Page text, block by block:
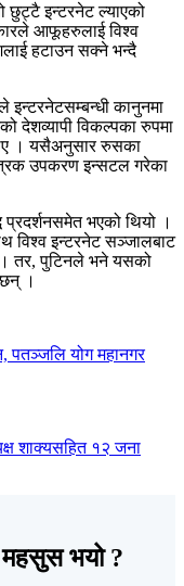
इन्टरनेट ल्याएको
आफूहरुलाई विश्व
हटाउन सक्ने भन्दै
इन्टरनेटसम्बन्धी कानुनमा
देशव्यापी विकल्पका रुपमा
। यसैअनुसार रुसका
उपकरण इन्सटल गरेका
प्रदर्शनसमेत भएको थियो ।
विश्व इन्टरनेट सञ्जालबाट
तर, पुटिनले भने यसको
।
पतञ्जलि योग महानगर
शाक्यसहित १२ जना
महसुस भयो ?